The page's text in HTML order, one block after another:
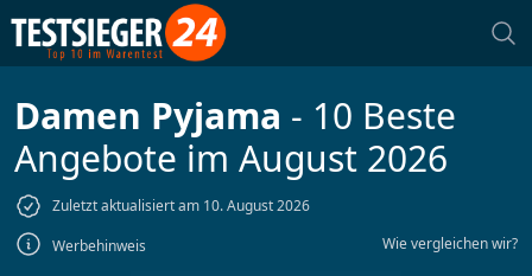
Damen Pyjama - 10 Beste
Angebote im August 2026
Zuletzt aktualisiert am 10. August 2026
Werbehinweis
Wie vergleichen wir?